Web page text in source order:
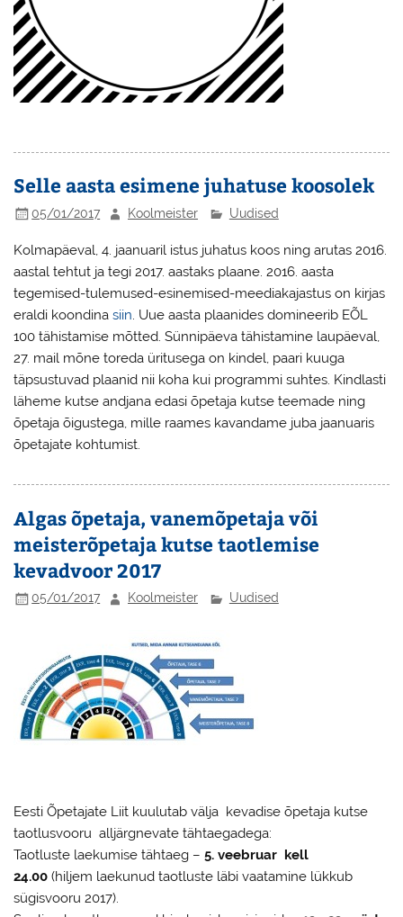
Selle aasta esimene juhatuse koosolek
05/01/2017 Koolmeister Uudised
Kolmapäeval, 4. jaanuaril istus juhatus koos ning arutas 2016.
aastal tehtut ja tegi 2017. aastaks plaane. 2016. aasta
tegemised-tulemused-esinemised-meediakajastus on kirjas
eraldi koondina siin . Uue aasta plaanides domineerib EÕL
100 tähistamise mõtted. Sünnipäeva tähistamine laupäeval,
27. mail mõne toreda üritusega on kindel, paari kuuga
täpsustuvad plaanid nii koha kui programmi suhtes. Kindlasti
läheme kutse andjana edasi õpetaja kutse teemade ning
õpetaja õigustega, mille raames kavandame juba jaanuaris
õpetajate kohtumist.
Algas õpetaja, vanemõpetaja või
meisterõpetaja kutse taotlemise
kevadvoor 2017
05/01/2017 Koolmeister Uudised
Eesti Õpetajate Liit kuulutab välja kevadise õpetaja kutse
taotlusvooru alljärgnevate tähtaegadega:
Taotluste laekumise tähtaeg –5. veebruar kell
24.00 (hiljem laekunud taotluste läbi vaatamine lükkub
sügisvooru 2017).